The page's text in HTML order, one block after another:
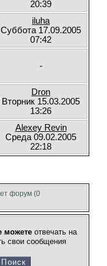
20:39
iluha
Суббота 17.09.2005
07:42
-
Dron
Вторник 15.03.2005
13:26
Alexey Revin
Среда 09.02.2005
22:18
форум (0
можете отвечать на
свои сообщения